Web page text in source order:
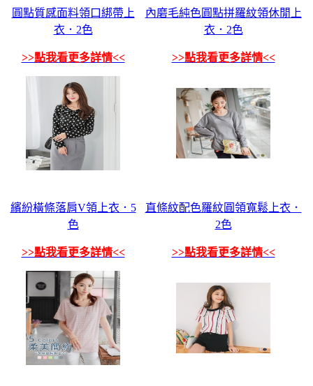
圓點質感面料領口綁帶上
衣．2色
>>點我看更多詳情<<
內磨毛純色圓點拼羅紋領休閒上
衣．2色
>>點我看更多詳情<<
繽紛橫條落肩V領上衣．5
色
>>點我看更多詳情<<
直條紋配色羅紋圓領寬鬆上衣．
2色
>>點我看更多詳情<<